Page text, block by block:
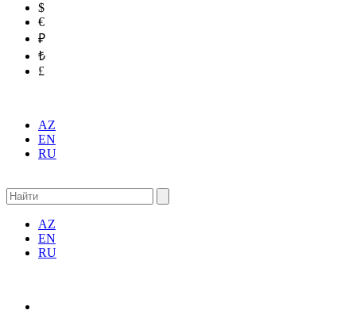
$
€
₽
₺
£
AZ
EN
RU
AZ
EN
RU